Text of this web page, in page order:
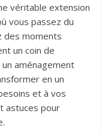
véritable extension
vous passez du
des moments
un coin de
aménagement
en un
et à vos
astuces pour